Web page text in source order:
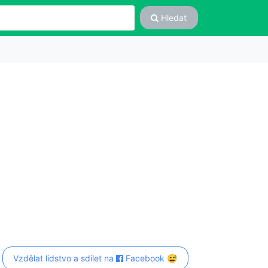
Hledat
Vzdělat lidstvo a sdílet na Facebook 😅